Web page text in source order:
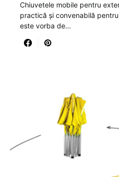
Chiuvetele mobile pentru
practică și convenabilă
este vorba de…